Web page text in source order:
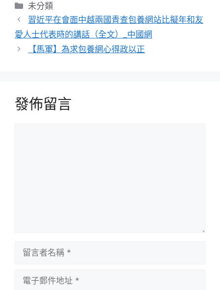
分
類
未分類
習近平在會面中越兩國青查包養網站比擬年和友
愛人士代表時的講話（全文）_中國網
【馬軍】為求包養網心得政以正
發佈留言